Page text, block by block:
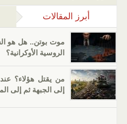
أبرز المقالات (علامة
موت بوتن.. هل هو
الروسية الأوكرانية؟
من يقتل هؤلاء؟
إلى الجبهة ثم إلى